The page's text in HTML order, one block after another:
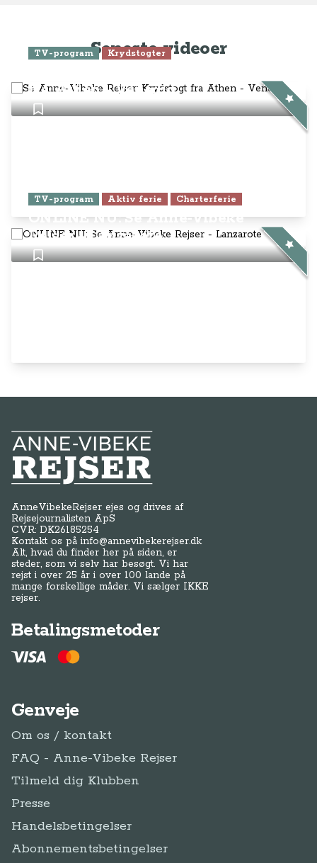
Seneste videoer
TV-program Krydstogter
fra Athen - Venedig
TV-program Aktiv ferie Charterferie
ONLINE NU: Se Anne-Vibeke
Rejser - Lanzarote
Anne-Vibeke Rejser
AnneVibekeRejser ejes og drives af
Rejsejournalisten ApS
CVR: DK26185254
Kontakt os påinfo@annevibekerejser.dk
Alt, hvad du finder her på siden, er
steder, som vi selv har besøgt. Vi har
rejst i over 25 år i over 100 lande på
mange forskellige måder. Vi sælger IKKE
rejser.
Betalingsmetoder
Genveje
Om os / kontakt
FAQ - Anne-Vibeke Rejser
Tilmeld dig Klubben
Presse
Handelsbetingelser
Abonnementsbetingelser